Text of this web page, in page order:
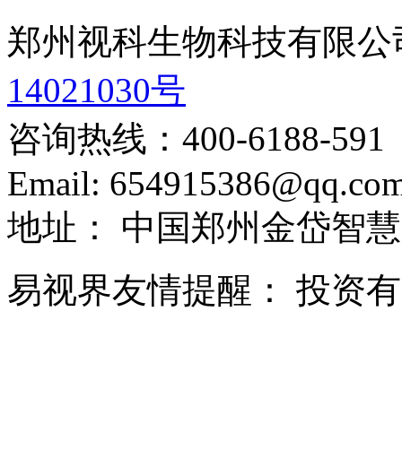
郑州视科生物科技有限
14021030号
咨询热线： 400-6188-591
Email:
地址：
中国郑州金岱智
易视界友情提醒：
投资